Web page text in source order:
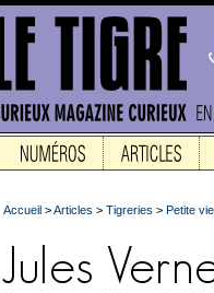
Accueil >Articles > Tigreries > Petite